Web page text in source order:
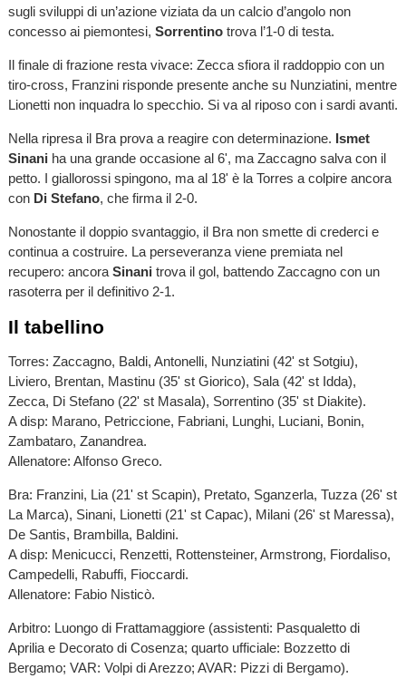
sugli sviluppi di un’azione viziata da un calcio d’angolo non
concesso ai piemontesi, Sorrentinotrova l’1-0 di testa.
Il finale di frazione resta vivace: Zecca sfiora il raddoppio con un
tiro-cross, Franzini risponde presente anche su Nunziatini, mentre
Lionetti non inquadra lo specchio. Si va al riposo con i sardi avanti.
Nella ripresa il Bra prova a reagire con determinazione. Ismet
Sinani ha una grande occasione al 6', ma Zaccagno salva con il
petto. I giallorossi spingono, ma al 18' è la Torres a colpire ancora
con Di Stefano, che firma il 2-0.
Nonostante il doppio svantaggio, il Bra non smette di crederci e
continua a costruire. La perseveranza viene premiata nel
recupero: ancora Sinani trova il gol, battendo Zaccagno con un
rasoterra per il definitivo 2-1.
Il tabellino
Torres: Zaccagno, Baldi, Antonelli, Nunziatini (42' st Sotgiu),
Liviero, Brentan, Mastinu (35' st Giorico), Sala (42' st Idda),
Zecca, Di Stefano (22' st Masala), Sorrentino (35' st Diakite).
A disp: Marano, Petriccione, Fabriani, Lunghi, Luciani, Bonin,
Zambataro, Zanandrea.
Allenatore: Alfonso Greco.
Bra: Franzini, Lia (21' st Scapin), Pretato, Sganzerla, Tuzza (26' st
La Marca), Sinani, Lionetti (21' st Capac), Milani (26' st Maressa),
De Santis, Brambilla, Baldini.
A disp: Menicucci, Renzetti, Rottensteiner, Armstrong, Fiordaliso,
Campedelli, Rabuffi, Fioccardi.
Allenatore: Fabio Nisticò.
Arbitro: Luongo di Frattamaggiore (assistenti: Pasqualetto di
Aprilia e Decorato di Cosenza; quarto ufficiale: Bozzetto di
Bergamo; VAR: Volpi di Arezzo; AVAR: Pizzi di Bergamo).